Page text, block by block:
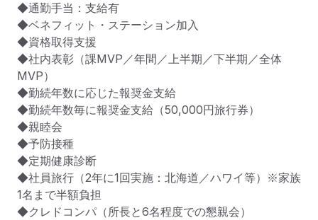
◆通勤手当：支給有
◆ベネフィット・ステーション加入
◆資格取得支援
◆社内表彰（課MVP／年間／上半期／下半期／全体
MVP）
◆勤続年数に応じた報奨金支給
◆勤続年数毎に報奨金支給（50,000円旅行券）
◆親睦会
◆予防接種
◆定期健康診断
◆社員旅行（2年に1回実施：北海道／ハワイ等）※家族
1名まで半額負担
◆クレドコンパ（所長と6名程度での懇親会）